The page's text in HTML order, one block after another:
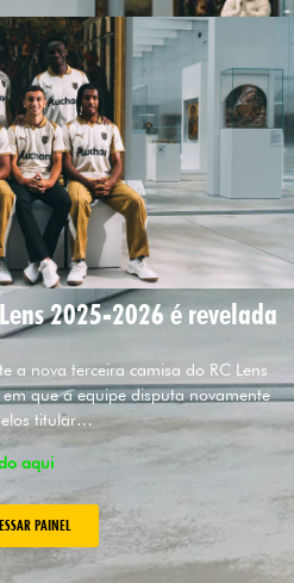
2025-2026 é revelada
a nova terceira camisa do RC Lens
que a equipe disputa novamente
titular…
aqui
PAINEL